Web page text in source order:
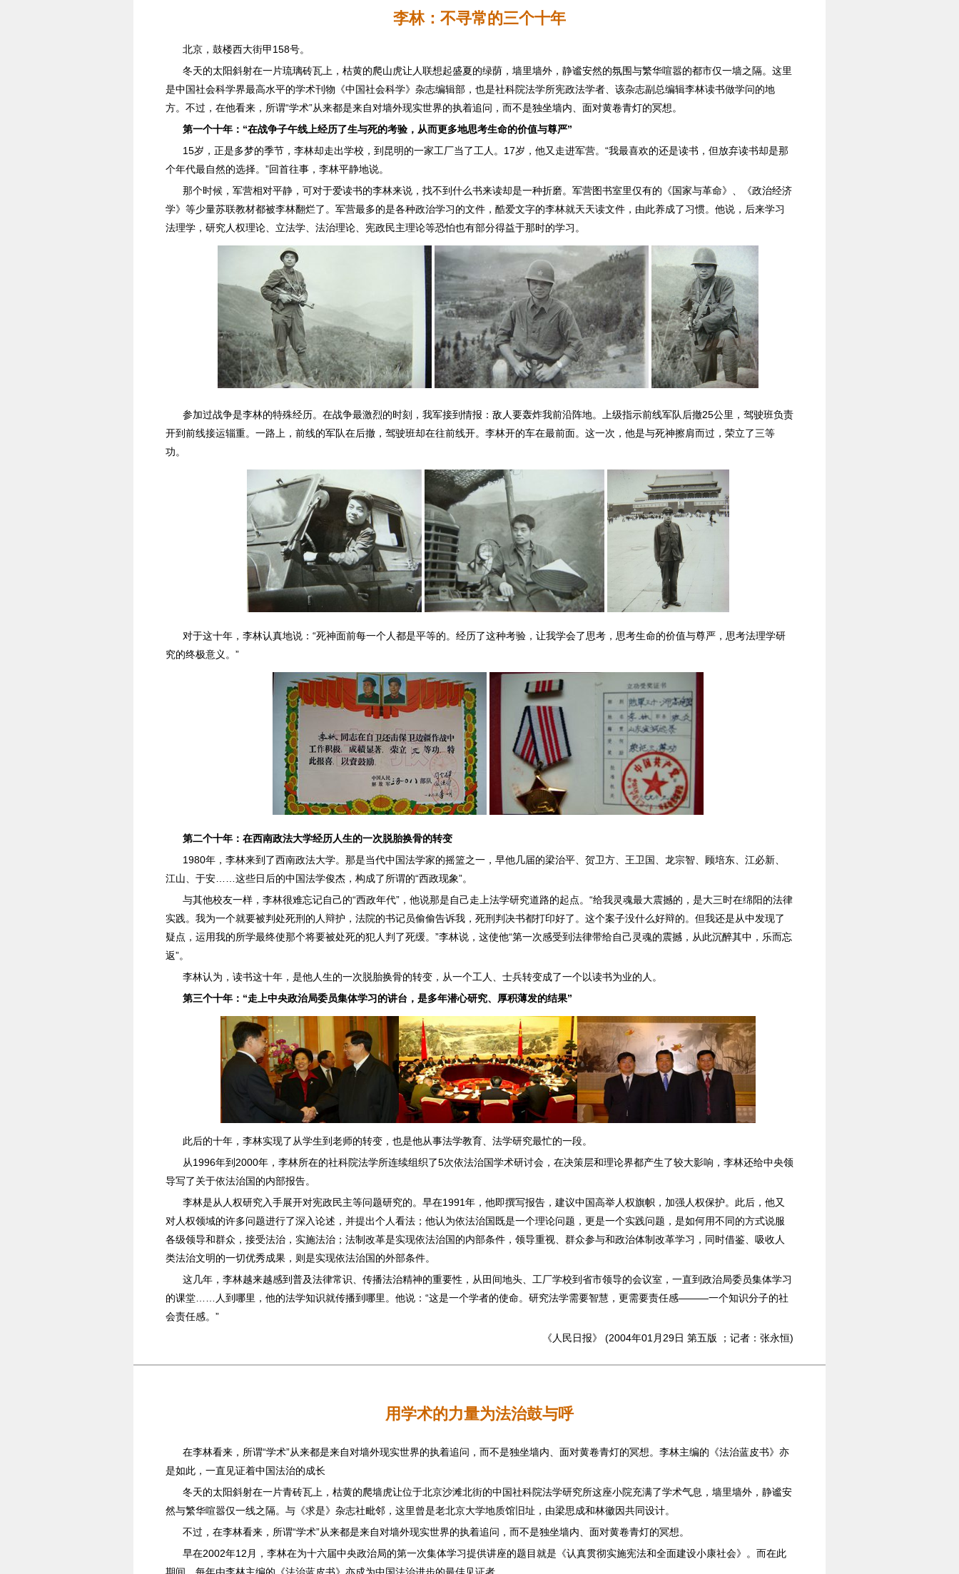
李林：不寻常的三个十年
北京，鼓楼西大街甲158号。
冬天的太阳斜射在一片琉璃砖瓦上，枯黄的爬山虎让人联想起盛夏的绿荫，墙里墙外，静谧安然的氛围与繁华喧嚣的都市仅一墙之隔。这里
是中国社会科学界最高水平的学术刊物《中国社会科学》杂志编辑部，也是社科院法学所宪政法学者、该杂志副总编辑李林读书做学问的地
方。不过，在他看来，所谓“学术”从来都是来自对墙外现实世界的执着追问，而不是独坐墙内、面对黄卷青灯的冥想。
第一个十年：“在战争子午线上经历了生与死的考验，从而更多地思考生命的价值与尊严”
15岁，正是多梦的季节，李林却走出学校，到昆明的一家工厂当了工人。17岁，他又走进军营。“我最喜欢的还是读书，但放弃读书却是那
个年代最自然的选择。”回首往事，李林平静地说。
那个时候，军营相对平静，可对于爱读书的李林来说，找不到什么书来读却是一种折磨。军营图书室里仅有的《国家与革命》、《政治经济
学》等少量苏联教材都被李林翻烂了。军营最多的是各种政治学习的文件，酷爱文字的李林就天天读文件，由此养成了习惯。他说，后来学习
法理学，研究人权理论、立法学、法治理论、宪政民主理论等恐怕也有部分得益于那时的学习。
参加过战争是李林的特殊经历。在战争最激烈的时刻，我军接到情报：敌人要轰炸我前沿阵地。上级指示前线军队后撤25公里，驾驶班负责
开到前线接运辎重。一路上，前线的军队在后撤，驾驶班却在往前线开。李林开的车在最前面。这一次，他是与死神擦肩而过，荣立了三等
功。
对于这十年，李林认真地说：“死神面前每一个人都是平等的。经历了这种考验，让我学会了思考，思考生命的价值与尊严，思考法理学研
究的终极意义。”
第二个十年：在西南政法大学经历人生的一次脱胎换骨的转变
1980年，李林来到了西南政法大学。那是当代中国法学家的摇篮之一，早他几届的梁治平、贺卫方、王卫国、龙宗智、顾培东、江必新、
江山、于安……这些日后的中国法学俊杰，构成了所谓的“西政现象”。
与其他校友一样，李林很难忘记自己的“西政年代”，他说那是自己走上法学研究道路的起点。“给我灵魂最大震撼的，是大三时在绵阳的法律
实践。我为一个就要被判处死刑的人辩护，法院的书记员偷偷告诉我，死刑判决书都打印好了。这个案子没什么好辩的。但我还是从中发现了
疑点，运用我的所学最终使那个将要被处死的犯人判了死缓。”李林说，这使他“第一次感受到法律带给自己灵魂的震撼，从此沉醉其中，乐而忘
返”。
李林认为，读书这十年，是他人生的一次脱胎换骨的转变，从一个工人、士兵转变成了一个以读书为业的人。
第三个十年：“走上中央政治局委员集体学习的讲台，是多年潜心研究、厚积薄发的结果”
此后的十年，李林实现了从学生到老师的转变，也是他从事法学教育、法学研究最忙的一段。
从1996年到2000年，李林所在的社科院法学所连续组织了5次依法治国学术研讨会，在决策层和理论界都产生了较大影响，李林还给中央领
导写了关于依法治国的内部报告。
李林是从人权研究入手展开对宪政民主等问题研究的。早在1991年，他即撰写报告，建议中国高举人权旗帜，加强人权保护。此后，他又
对人权领域的许多问题进行了深入论述，并提出个人看法；他认为依法治国既是一个理论问题，更是一个实践问题，是如何用不同的方式说服
各级领导和群众，接受法治，实施法治；法制改革是实现依法治国的内部条件，领导重视、群众参与和政治体制改革学习，同时借鉴、吸收人
类法治文明的一切优秀成果，则是实现依法治国的外部条件。
这几年，李林越来越感到普及法律常识、传播法治精神的重要性，从田间地头、工厂学校到省市领导的会议室，一直到政治局委员集体学习
的课堂……人到哪里，他的法学知识就传播到哪里。他说：“这是一个学者的使命。研究法学需要智慧，更需要责任感———一个知识分子的社
会责任感。”
《人民日报》 (2004年01月29日 第五版 ；记者：张永恒)
用学术的力量为法治鼓与呼
在李林看来，所谓“学术”从来都是来自对墙外现实世界的执着追问，而不是独坐墙内、面对黄卷青灯的冥想。李林主编的《法治蓝皮书》亦
是如此，一直见证着中国法治的成长
冬天的太阳斜射在一片青砖瓦上，枯黄的爬墙虎让位于北京沙滩北街的中国社科院法学研究所这座小院充满了学术气息，墙里墙外，静谧安
然与繁华喧嚣仅一线之隔。与《求是》杂志社毗邻，这里曾是老北京大学地质馆旧址，由梁思成和林徽因共同设计。
不过，在李林看来，所谓“学术”从来都是来自对墙外现实世界的执着追问，而不是独坐墙内、面对黄卷青灯的冥想。
早在2002年12月，李林在为十六届中央政治局的第一次集体学习提供讲座的题目就是《认真贯彻实施宪法和全面建设小康社会》。而在此